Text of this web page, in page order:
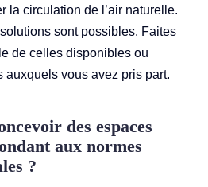
la circulation de l’air naturelle.
sont possibles. Faites
de celles disponibles ou
auxquels vous avez pris part.
des espaces
aux normes
?